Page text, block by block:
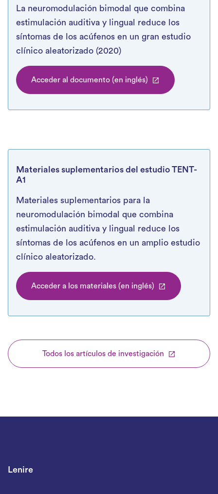
La neuromodulación bimodal que combina
estimulación auditiva y lingual reduce los
síntomas de los acúfenos en un gran estudio
clínico aleatorizado (2020)
Acceder al documento (en inglés)
Materiales suplementarios del estudio TENT-
A1
Materiales suplementarios para la
neuromodulación bimodal que combina
estimulación auditiva y lingual reduce los
síntomas de los acúfenos en un amplio estudio
clínico aleatorizado.
Acceder a los materiales (en inglés)
Todos los artículos de investigación
Lenire